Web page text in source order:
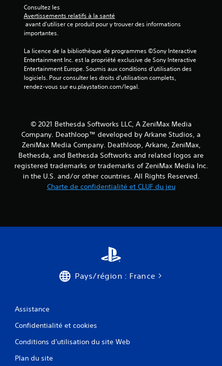
g
u
e
r
a
n
s
l
e
n
u
s
a
n
s
a
r
p
l
u
l
a
y
o
e
n
m
o
d
n
é
m
a
t
i
u
e
u
n
q
Consultez les
Avertissements relatifs à la santé
importantes.
La licence de la bibliothèque de programmes ©Sony Interactive
Entertainment Inc. est la propriété exclusive de Sony Interactive
Entertainment Europe. Soumis aux conditions d’utilisation des
logiciels. Pour consulter les droits d’utilisation complets,
rendez-vous sur eu.playstation.com/legal.
© 2021 Bethesda Softworks LLC, A ZeniMax Media
Company. Deathloop™ developed by Arkane Studios, a
ZeniMax Media Company. Deathloop, Arkane, ZeniMax,
Bethesda, and Bethesda Softworks and related logos are
registered trademarks or trademarks of ZeniMax Media Inc.
in the U.S. and/or other countries. All Rights Reserved.
Charte de confidentialité et CLUF du jeu
Pays/région : France
Assistance
Confidentialité et cookies
Conditions d'utilisation du site Web
Plan du site